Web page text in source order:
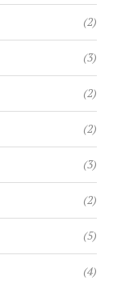
(2)
(3)
(2)
(2)
(3)
(2)
(5)
(4)